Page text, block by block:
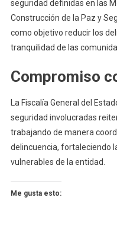
seguridad definidas en las
Construcción de la Paz y
como objetivo reducir los
tranquilidad de las
Compromiso
La Fiscalía General del
seguridad involucradas
trabajando de manera
delincuencia, fortaleciendo
vulnerables de la entidad.
Me gusta esto: